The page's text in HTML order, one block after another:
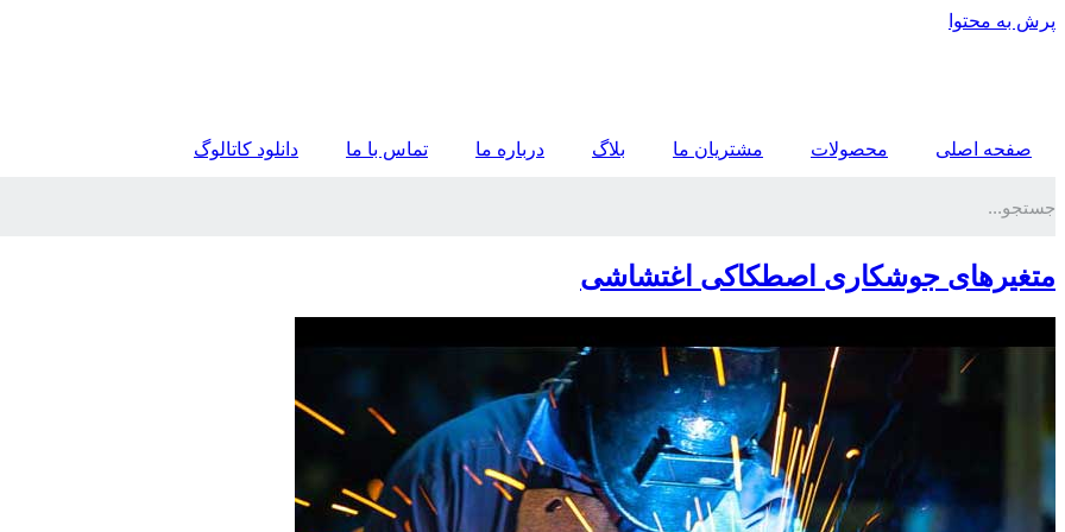
پرش به محتوا
صفحه اصلی محصولات مشتریان ما بلاگ درباره ما تماس با ما دانلود کاتالوگ
متغیرهای جوشکاری اصطکاکی اغتشاشی